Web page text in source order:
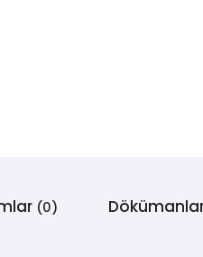
(0)